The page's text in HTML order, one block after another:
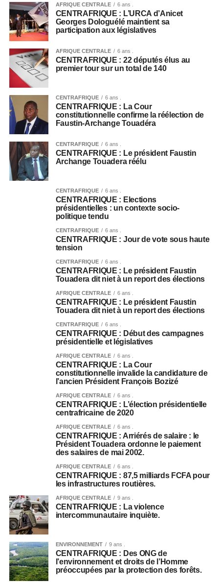
AFRIQUE CENTRALE 6 ans .
CENTRAFRIQUE : L’URCA d’Anicet
Georges Dologuélé maintient sa
participation aux législatives
AFRIQUE CENTRALE 6 ans .
CENTRAFRIQUE : 22 députés élus au
premier tour sur un total de 140
CENTRAFRIQUE 6 ans .
CENTRAFRIQUE : La Cour
constitutionnelle confirme la réélection de
Faustin-Archange Touadéra
CENTRAFRIQUE 6 ans .
CENTRAFRIQUE : Le président Faustin
Archange Touadera réélu
CENTRAFRIQUE 6 ans .
CENTRAFRIQUE : Elections
présidentielles : un contexte socio-
politique tendu
CENTRAFRIQUE 6 ans .
CENTRAFRIQUE : Jour de vote sous haute
tension
CENTRAFRIQUE 6 ans .
CENTRAFRIQUE : Le président Faustin
Touadera dit niet à un report des élections
AFRIQUE CENTRALE 6 ans .
CENTRAFRIQUE : Le président Faustin
Touadera dit niet à un report des élections
CENTRAFRIQUE 6 ans .
CENTRAFRIQUE : Début des campagnes
présidentielle et législatives
AFRIQUE CENTRALE 6 ans .
CENTRAFRIQUE : La Cour
constitutionnelle invalide la candidature de
l’ancien Président François Bozizé
AFRIQUE CENTRALE 6 ans .
CENTRAFRIQUE : L’élection présidentielle
centrafricaine de 2020
AFRIQUE CENTRALE 6 ans .
CENTRAFRIQUE : Arriérés de salaire : le
Président Touadera ordonne le paiement
des salaires de mai 2002.
AFRIQUE CENTRALE 6 ans .
CENTRAFRIQUE : 87,5 milliards FCFA pour
les infrastructures routières.
AFRIQUE CENTRALE 9 ans .
CENTRAFRIQUE : La violence
intercommunautaire inquiète.
ENVIRONNEMENT 9 ans .
CENTRAFRIQUE : Des ONG de
l’environnement et droits de l’Homme
préoccupées par la protection des forêts.